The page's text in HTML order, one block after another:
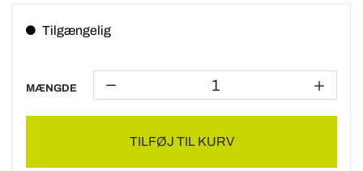
Tilgængelig
MÆNGDE
TILFØJ TIL KURV